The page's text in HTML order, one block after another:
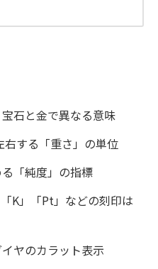
石と金で異なる意味
右する「重さ」の単位
「純度」の指標
K」「Pt」などの刻印は
ヤのカラット表示